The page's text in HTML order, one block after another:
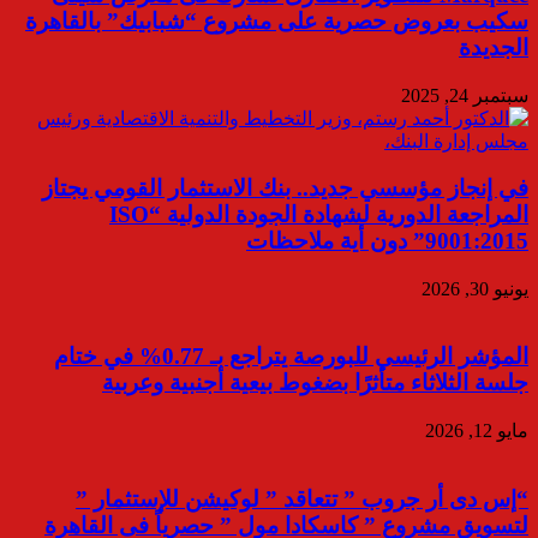
سكيب بعروض حصرية على مشروع “شبابيك” بالقاهرة
الجديدة
سبتمبر 24, 2025
في إنجاز مؤسسي جديد.. بنك الاستثمار القومي يجتاز
المراجعة الدورية لشهادة الجودة الدولية “ISO
9001:2015” دون أية ملاحظات
يونيو 30, 2026
المؤشر الرئيسي للبورصة يتراجع بـ 0.77% في ختام
جلسة الثلاثاء متأثرًا بضغوط بيعية أجنبية وعربية
مايو 12, 2026
“إس دى أر جروب ” تتعاقد ” لوكيشن للإستثمار ”
لتسويق مشروع ” كاسكادا مول ” حصرياً فى القاهرة